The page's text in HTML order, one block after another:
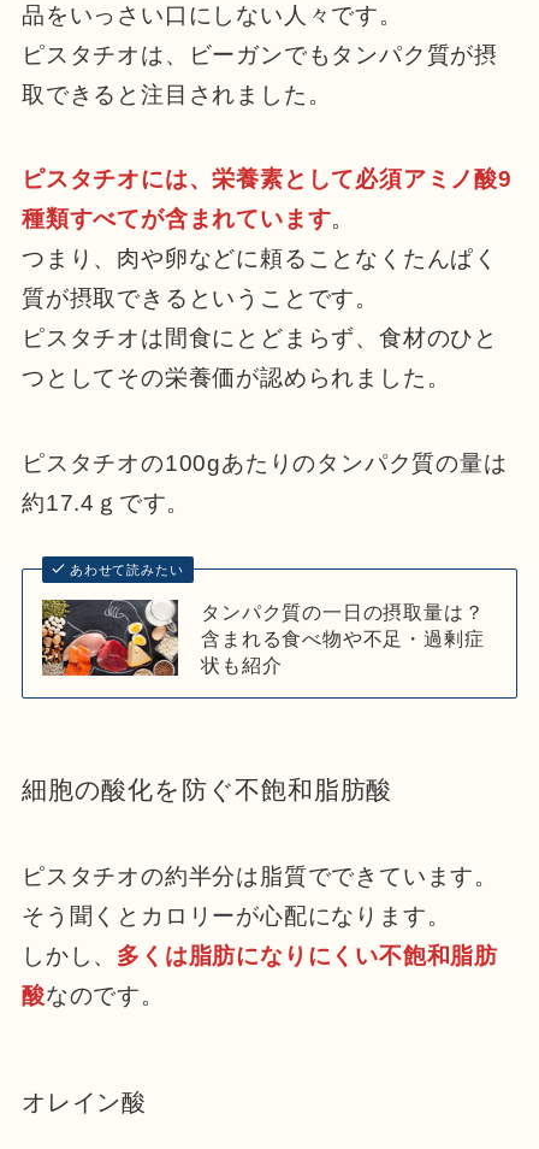
品をいっさい口にしない人々です。
ピスタチオは、ビーガンでもタンパク質が摂
取できると注目されました。
ピスタチオには、栄養素として必須アミノ酸9
種類すべてが含まれています。
つまり、肉や卵などに頼ることなくたんぱく
質が摂取できるということです。
ピスタチオは間食にとどまらず、食材のひと
つとしてその栄養価が認められました。
ピスタチオの100gあたりのタンパク質の量は
約17.4ｇです。
あわせて読みたい
タンパク質の一日の摂取量は？
含まれる食べ物や不足・過剰症
状も紹介
細胞の酸化を防ぐ不飽和脂肪酸
ピスタチオの約半分は脂質でできています。
そう聞くとカロリーが心配になります。
しかし、 多くは脂肪になりにくい不飽和脂肪
酸なのです。
オレイン酸